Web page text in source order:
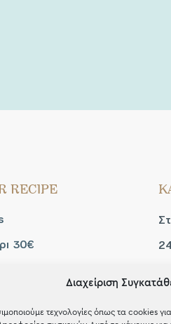
Διαχείριση
τεχνολογίες όπως τα cookies
RECIPE
30€